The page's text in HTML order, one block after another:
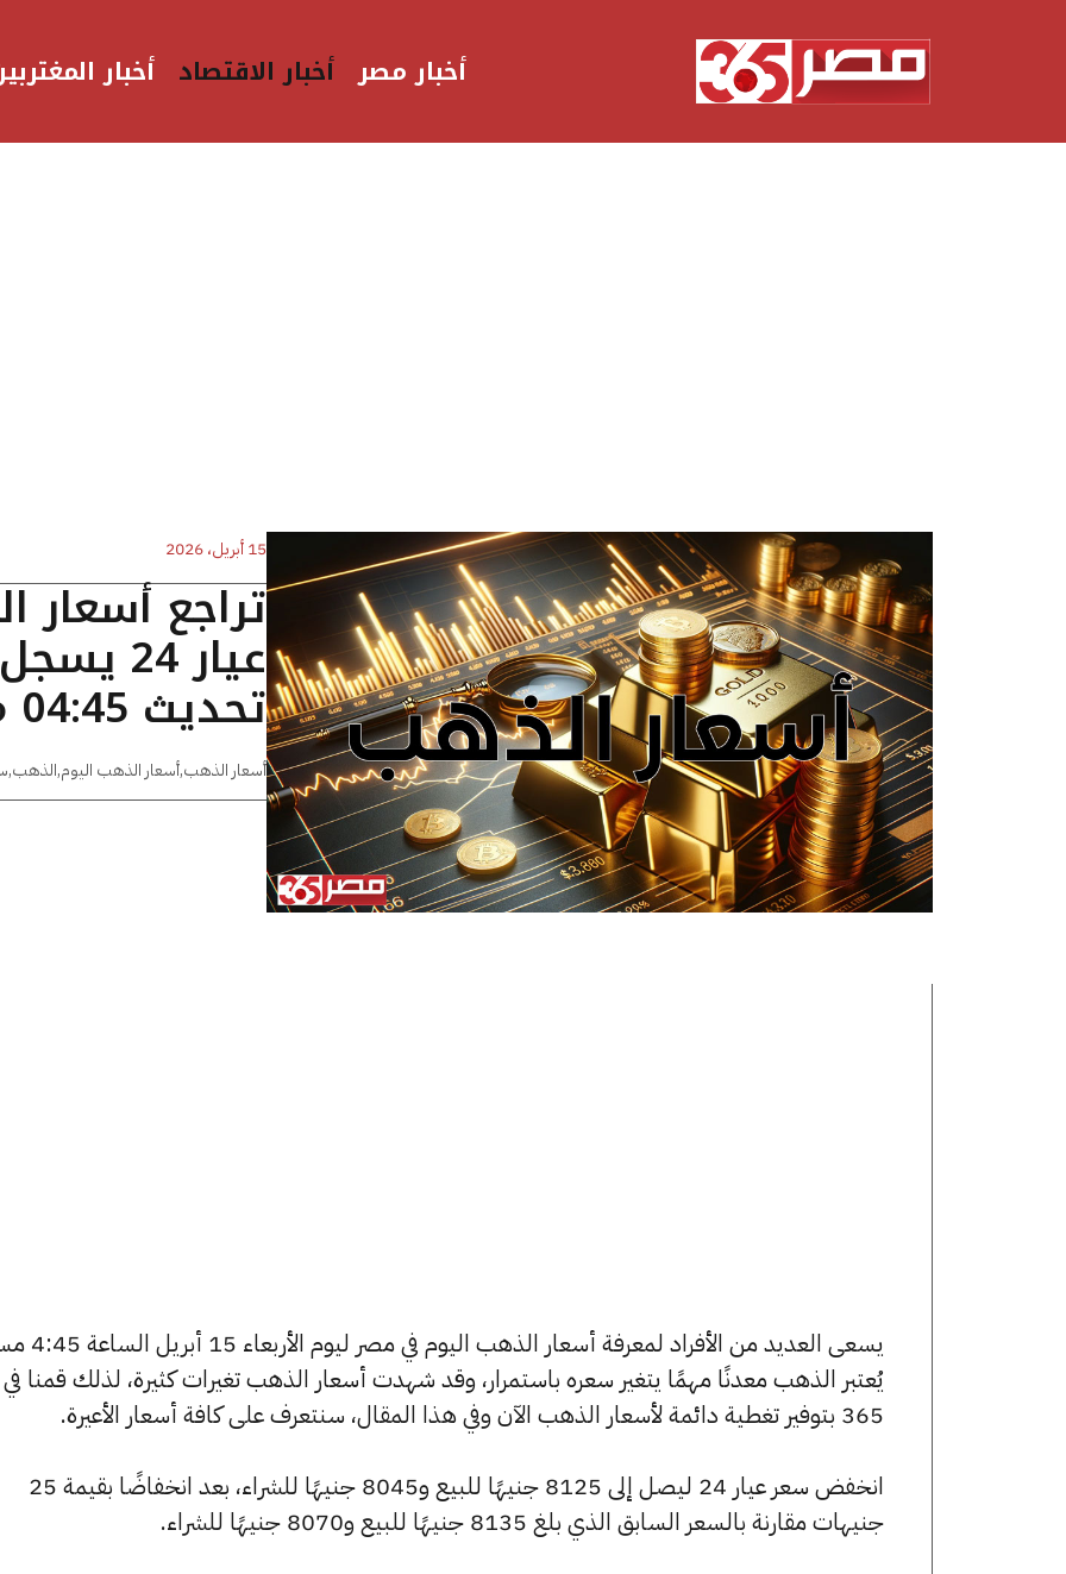
أخبار مصر أخبار الاقتصاد أخبار
15 أبريل، 2026
تراجع
تحديث 04:45 مساءًا
أسعار الذهب,أسعار الذهب اليوم,الذهب,
يسعى العديد من الأفراد لمعرفة
يُعتبر الذهب معدنًا مهمًا يتغير سعره باستمرار، وقد شهدت أسعار الذهب تغيرات كثيرة، لذلك قمنا
365 بتوفير تغطية دائمة لأسعار الذهب الآن وفي هذا المقال، سنتعرف على كافة أسعار الأعيرة.
انخفض سعر عيار 24 ليصل إلى 8125 جنيهًا للبيع و8045 جنيهًا للشراء، بعد انخفاضًا بقيمة 25
جنيهات مقارنة بالسعر السابق الذي بلغ 8135 جنيهًا للبيع و8070 جنيهًا للشراء.